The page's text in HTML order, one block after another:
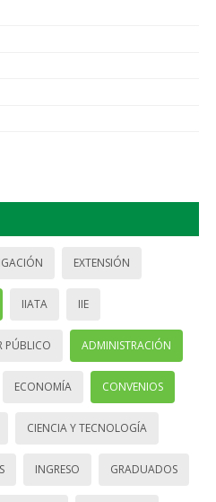
EXTENSIÓN
IIATA IIE
PÚBLICO ADMINISTRACIÓN
ECONOMÍA CONVENIOS
CIENCIA Y TECNOLOGÍA
INGRESO GRADUADOS